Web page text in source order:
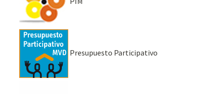
Presupuesto Participativo